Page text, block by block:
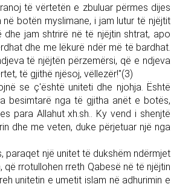
të vërtetën e zbuluar përmes dijes
botën myslimane, i jam lutur të njëjtit
jam shtrirë në të njëjtin shtrat, apo
dhe me lëkurë ndër më të bardhat.
të njëjtën përzemërsi, që e ndjeva
të gjithë njësoj, vëllezër!"(3)
se ç'është uniteti dhe njohja. Është
besimtarë nga të gjitha anët e botës,
para Allahut xh.sh.. Ky vend i shenjtë
dhe me veten, duke përjetuar një nga
paraqet një unitet të dukshëm ndërmjet
rrotullohen rreth Qabesë në të njëjtin
unitetin e umetit islam në adhurimin e